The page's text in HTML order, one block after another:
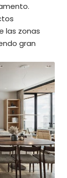
las zonas
gran